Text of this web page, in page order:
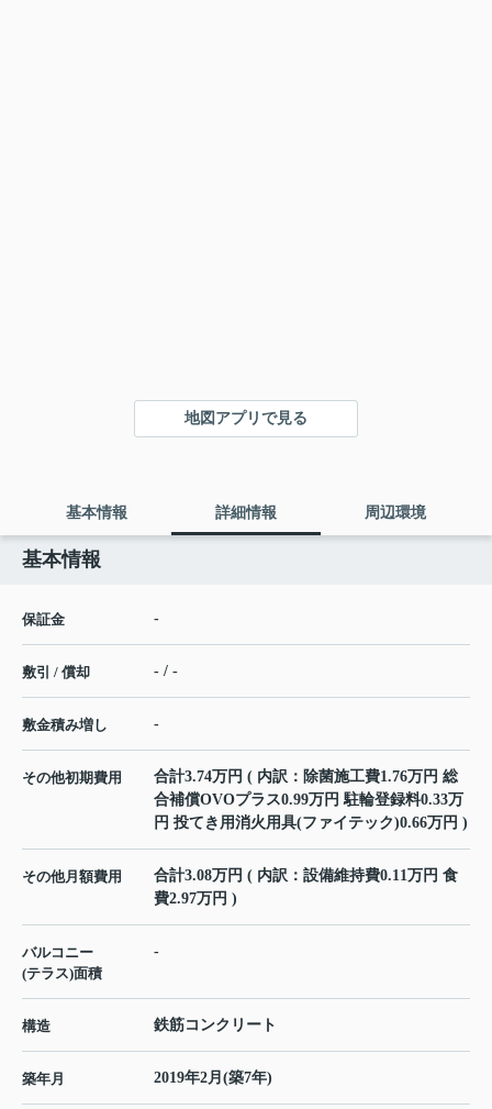
地図アプリで見る
基本情報 詳細情報 周辺環境
基本情報
保証金 -
敷引 / 償却 - / -
敷金積み増し -
その他初期費用
合計3.74万円 ( 内訳：除菌施工費1.76万円 総
合補償OVOプラス0.99万円 駐輪登録料0.33万
円 投てき用消火用具(ファイテック)0.66万円 )
その他月額費用
合計3.08万円 ( 内訳：設備維持費0.11万円 食
費2.97万円 )
バルコニー
(テラス)面積
-
構造 鉄筋コンクリート
築年月 2019年2月(築7年)